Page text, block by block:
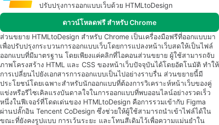
ปรับปรุงการออกแบบเว็บด้วย HTMLtoDesign
ดาวน์โหลดฟรี สำหรับ Chrome
ส่วนขยาย HTMLtoDesign สำหรับ Chrome เป็นเครื่องมือฟรีที่ออกแบบมา
เพื่อปรับปรุงกระบวนการออกแบบเว็บโดยการแปลงหน้าเว็บสดให้เป็นไฟล์
ออกแบบที่มีมาตรฐาน โดยเพียงแค่คลิกที่ไอคอนส่วนขยาย ผู้ใช้สามารถจับ
ภาพโครงสร้าง HTML และ CSS ของหน้าเว็บปัจจุบันได้โดยอัตโนมัติ ทำให้
การเปลี่ยนไปยังเอกสารการออกแบบเป็นไปอย่างราบรื่น ส่วนขยายนี้มี
ประโยชน์โดยเฉพาะสำหรับนักออกแบบที่ต้องการวิเคราะห์หน้าเว็บของคู่
แข่งหรือรีไซเคิลแรงบันดาลใจในการออกแบบที่พบออนไลน์อย่างรวดเร็ว
หนึ่งในฟีเจอร์ที่โดดเด่นของ HTMLtoDesign คือการรวมเข้ากับ Figma
ผ่านปลั๊กอิน Tencent CoDesign ซึ่งช่วยให้ผู้ใช้สามารถนำเข้าไฟล์ได้ใน
ขณะที่ยังคงรูปแบบ การเว้นระยะ และโทนสีเดิมไว้เพื่อความแม่นยำใน